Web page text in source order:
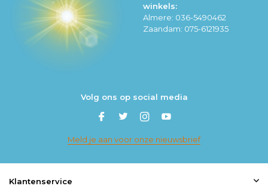
winkels:
Almere: 036-5490462
Zaandam: 075-6121935
Volg ons op social media
Meld je aan voor onze nieuwsbrief
Klantenservice